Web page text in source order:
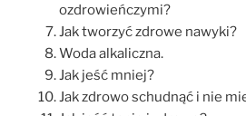
ozdrowieńczymi?
Jak tworzyć zdrowe nawyki?
Woda alkaliczna.
Jak jeść mniej?
Jak zdrowo schudnąć i nie